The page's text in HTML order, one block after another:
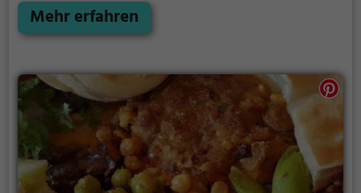
Passende. Neben einer vielfältigen Auswahl an
Speisen und gesunden Gerichten kann man sich
erfreuen, die alles von Cocktails bis hin zu veganen
und vegetarischen Getränken beinhaltet. Die
gemütliche Atmosphäre und das einladende
Ambiente machen den Besuch zu einem echten
Genusserlebnis. Willkommen im Restaurant Pompeji!
Mehr erfahren